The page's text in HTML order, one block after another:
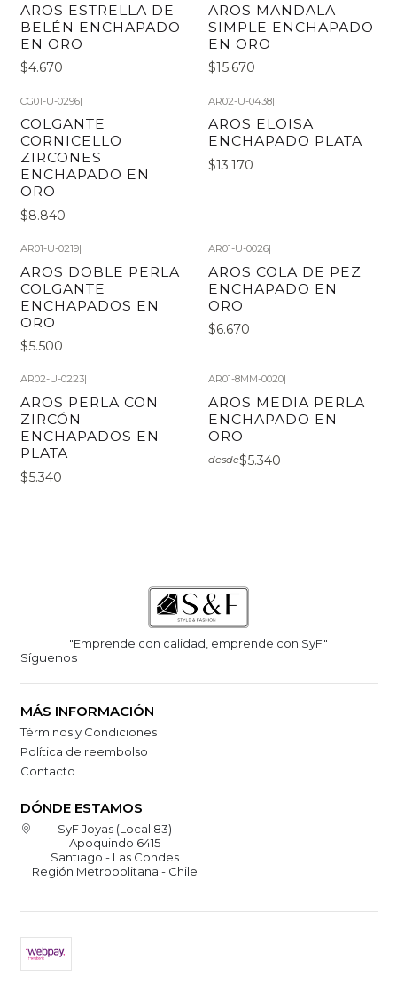
AROS ESTRELLA DE
BELÉN ENCHAPADO
EN ORO
$4.670
AROS MANDALA
SIMPLE ENCHAPADO
EN ORO
$15.670
CG01-U-0296|
COLGANTE
CORNICELLO
ZIRCONES
ENCHAPADO EN
ORO
$8.840
AR02-U-0438|
AROS ELOISA
ENCHAPADO PLATA
$13.170
AR01-U-0219|
AROS DOBLE PERLA
COLGANTE
ENCHAPADOS EN
ORO
$5.500
AR01-U-0026|
AROS COLA DE PEZ
ENCHAPADO EN
ORO
$6.670
AR02-U-0223|
AROS PERLA CON
ZIRCÓN
ENCHAPADOS EN
PLATA
$5.340
AR01-8MM-0020|
AROS MEDIA PERLA
ENCHAPADO EN
ORO
desde$5.340
"Emprende con calidad, emprende con SyF"
Síguenos
MÁS INFORMACIÓN
Términos y Condiciones
Política de reembolso
Contacto
DÓNDE ESTAMOS
SyF Joyas (Local 83)
Apoquindo 6415
Santiago - Las Condes
Región Metropolitana - Chile